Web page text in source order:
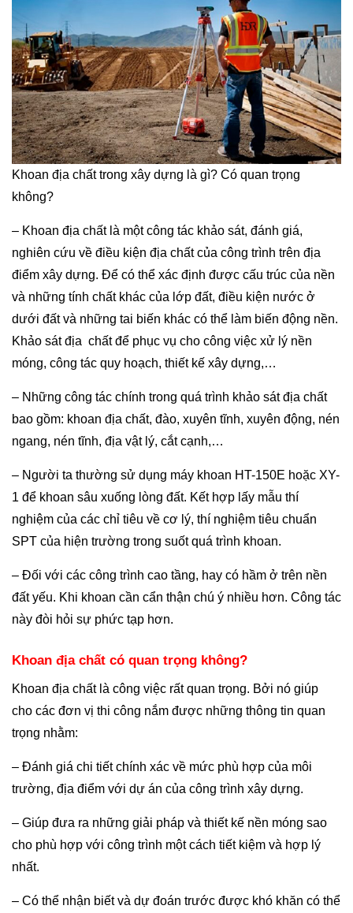
Khoan địa chất trong xây dựng là gì? Có quan trọng
không?
– Khoan địa chất là một công tác khảo sát, đánh giá,
nghiên cứu về điều kiện địa chất của công trình trên địa
điểm xây dựng. Để có thể xác định được cấu trúc của nền
và những tính chất khác của lớp đất, điều kiện nước ở
dưới đất và những tai biến khác có thể làm biến động nền.
Khảo sát địa chất để phục vụ cho công việc xử lý nền
móng, công tác quy hoạch, thiết kế xây dựng,…
– Những công tác chính trong quá trình khảo sát địa chất
bao gồm: khoan địa chất, đào, xuyên tĩnh, xuyên động, nén
ngang, nén tĩnh, địa vật lý, cắt cạnh,…
– Người ta thường sử dụng máy khoan HT-150E hoặc XY-
1 để khoan sâu xuống lòng đất. Kết hợp lấy mẫu thí
nghiệm của các chỉ tiêu về cơ lý, thí nghiệm tiêu chuẩn
SPT của hiện trường trong suốt quá trình khoan.
– Đối với các công trình cao tầng, hay có hầm ở trên nền
đất yếu. Khi khoan cần cẩn thận chú ý nhiều hơn. Công tác
này đòi hỏi sự phức tạp hơn.
Khoan địa chất có quan trọng không?
Khoan địa chất là công việc rất quan trọng. Bởi nó giúp
cho các đơn vị thi công nắm được những thông tin quan
trọng nhằm:
– Đánh giá chi tiết chính xác về mức phù hợp của môi
trường, địa điểm với dự án của công trình xây dựng.
– Giúp đưa ra những giải pháp và thiết kế nền móng sao
cho phù hợp với công trình một cách tiết kiệm và hợp lý
nhất.
– Có thể nhận biết và dự đoán trước được khó khăn có thể